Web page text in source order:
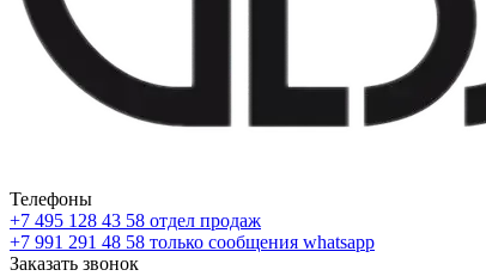
Телефоны
+7 495 128 43 58 отдел продаж
+7 991 291 48 58 только сообщения whatsapp
Заказать звонок